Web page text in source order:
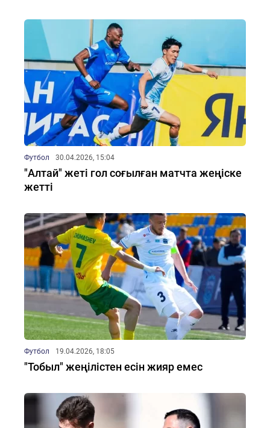
Футбол 30.04.2026, 15:04
"Алтай" жеті гол соғылған матчта жеңіске
жетті
Футбол 19.04.2026, 18:05
"Тобыл" жеңілістен есін жияр емес